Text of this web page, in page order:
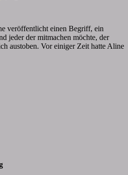
veröffentlicht einen Begriff, ein
jeder der mitmachen möchte, der
austoben. Vor einiger Zeit hatte Aline